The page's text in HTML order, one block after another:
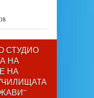
СТУДИО
НА
НА